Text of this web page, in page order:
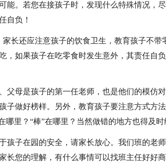
能。若您在接孩子时，发现什么特殊情况，
自负！
家长还应注意孩子的饮食卫生，教育孩子不
，如果孩子在吃零食时发生意外，其责任自
父母是孩子的第一任老师，也是他们的模仿
子做好榜样。另外，教育孩子要注意方式方
哪里？“棒”在哪里？当然做错的地方也得及时
孩子在园的安全，请家长放心。我们班的老
长您的理解，有什么事情可以找班主任好好